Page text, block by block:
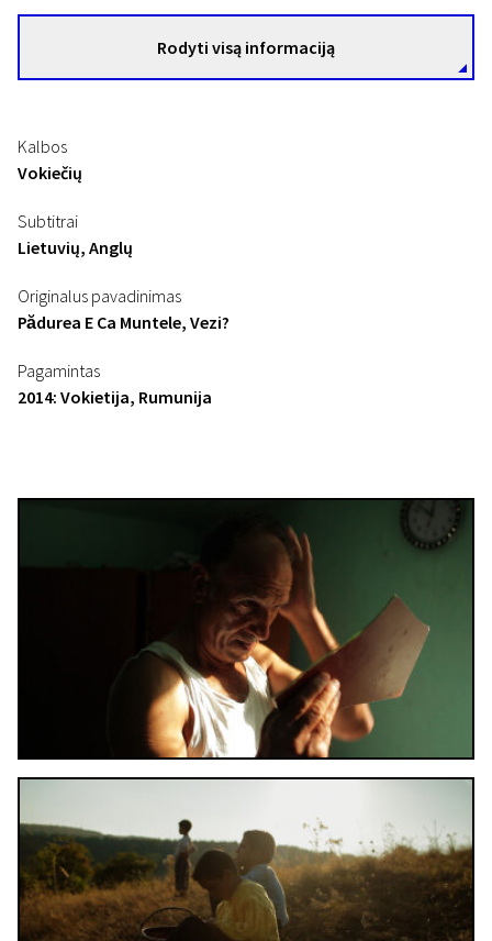
Rodyti visą informaciją
Kalbos
Vokiečių
Subtitrai
Lietuvių, Anglų
Originalus pavadinimas
Pădurea E Ca Muntele, Vezi?
Pagamintas
2014: Vokietija, Rumunija